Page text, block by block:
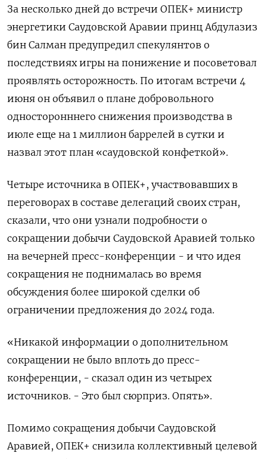
За несколько дней до встречи ОПЕК+ министр
энергетики Саудовской Аравии принц Абдулазиз
бин Салман предупредил спекулянтов о
последствиях игры на понижение и посоветовал
проявлять осторожность. По итогам встречи 4
июня он объявил о плане добровольного
односторонннего снижения производства в
июле еще на 1 миллион баррелей в сутки и
назвал этот план «саудовской конфеткой».
Четыре источника в ОПЕК+, участвовавших в
переговорах в составе делегаций своих стран,
сказали, что они узнали подробности о
сокращении добычи Саудовской Аравией только
на вечерней пресс-конференции - и что идея
сокращения не поднималась во время
обсуждения более широкой сделки об
ограничении предложения до 2024 года.
«Никакой информации о дополнительном
сокращении не было вплоть до пресс-
конференции, - сказал один из четырех
источников. - Это был сюрприз. Опять».
Помимо сокращения добычи Саудовской
Аравией, ОПЕК+ снизила коллективный целевой